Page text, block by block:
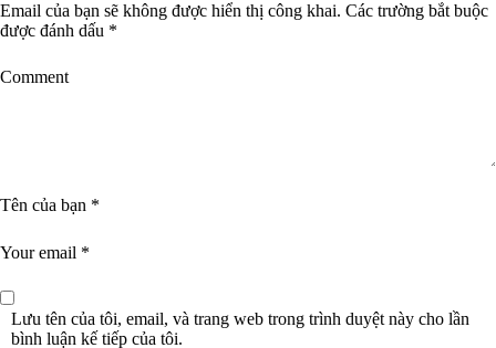
Email của bạn sẽ không được hiển thị công khai. Các trường bắt buộc
được đánh dấu *
Lưu tên của tôi, email, và trang web trong trình duyệt này cho lần
bình luận kế tiếp của tôi.